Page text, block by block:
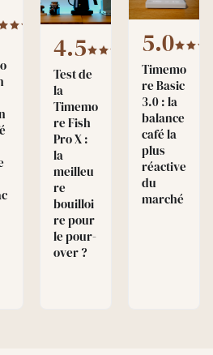
4.5
Test de
la
Timemo
re Fish
Pro X :
la
meilleu
re
bouilloi
re pour
le pour-
over ?
5.0
Timemo
re Basic
3.0 : la
balance
café la
plus
réactive
du
marché